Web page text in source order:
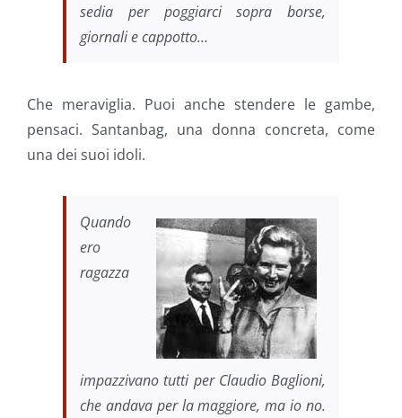
sedia per poggiarci sopra borse,
giornali e cappotto…
Che meraviglia. Puoi anche stendere le gambe,
pensaci. Santanbag, una donna concreta, come
una dei suoi idoli.
Quando
ero
ragazza
impazzivano tutti per Claudio Baglioni,
che andava per la maggiore, ma io no.